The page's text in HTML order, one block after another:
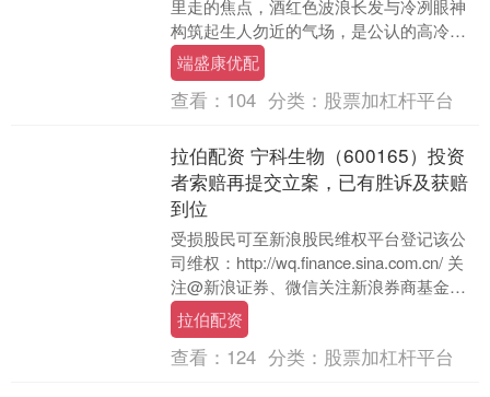
里走的焦点，酒红色波浪长发与冷冽眼神
构筑起生人勿近的气场，是公认的高冷辣
妹。伊理户水斗，班级里的透明人，黑框
眼镜与习惯性含胸....
端盛康优配
查看： 104 分类： 股票加杠杆平台
拉伯配资 宁科生物（600165）投资
者索赔再提交立案，已有胜诉及获赔
到位
受损股民可至新浪股民维权平台登记该公
司维权：http://wq.finance.sina.com.cn/ 关
注@新浪证券、微信关注新浪券商基金、
百度搜索新浪股民....
拉伯配资
查看： 124 分类： 股票加杠杆平台